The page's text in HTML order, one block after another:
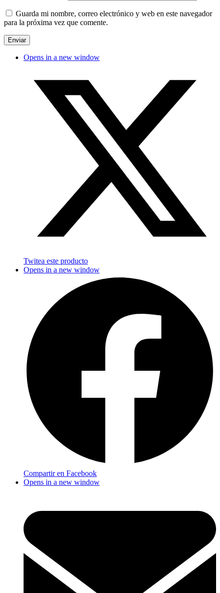
Guarda mi nombre, correo electrónico y web en este navegador
para la próxima vez que comente.
Opens in a new window
Twitea este producto
Opens in a new window
Compartir en Facebook
Opens in a new window